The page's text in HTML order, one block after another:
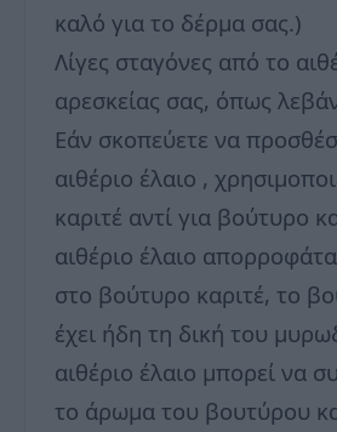
καλό για το δέρμα σας.)
Λίγες σταγόνες από το
αρεσκείας σας, όπως
Εάν σκοπεύετε να
αιθέριο έλαιο ,
καριτέ αντί για βούτυρο
αιθέριο έλαιο
στο βούτυρο καριτέ, το
έχει ήδη τη δική του
αιθέριο έλαιο μπορεί να
το άρωμα του βουτύρου